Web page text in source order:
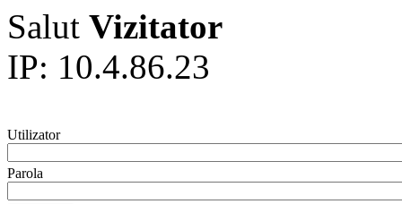
Salut Vizitator
IP: 10.4.86.23
Utilizator
Parola